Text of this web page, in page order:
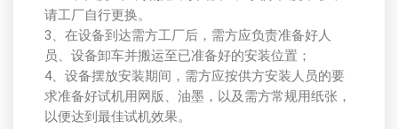
请工厂自行更换。
3、在设备到达需方工厂后，需方应负责准备好人
员、设备卸车并搬运至已准备好的安装位置；
4、设备摆放安装期间，需方应按供方安装人员的要
求准备好试机用网版、油墨，以及需方常规用纸张，
以便达到最佳试机效果。